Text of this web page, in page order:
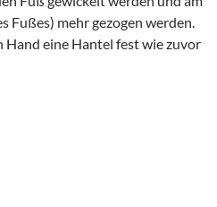
Fußes) mehr gezogen werden.
Hand eine Hantel fest wie zuvor